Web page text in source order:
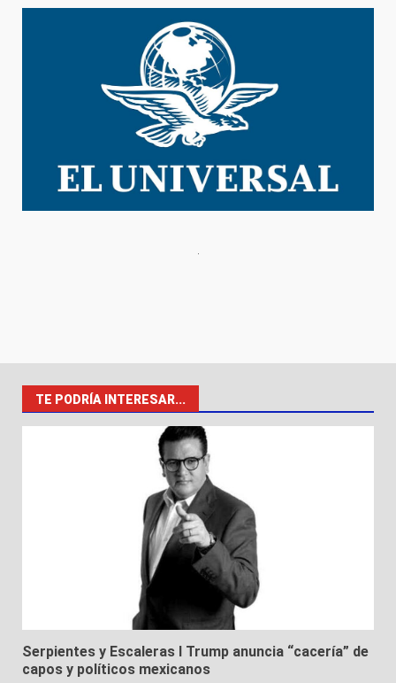
TE PODRÍA INTERESAR...
Serpientes y Escaleras I Trump anuncia “cacería” de
capos y políticos mexicanos